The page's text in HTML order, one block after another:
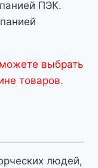
ПЭК.
выбрать
товаров.
людей,